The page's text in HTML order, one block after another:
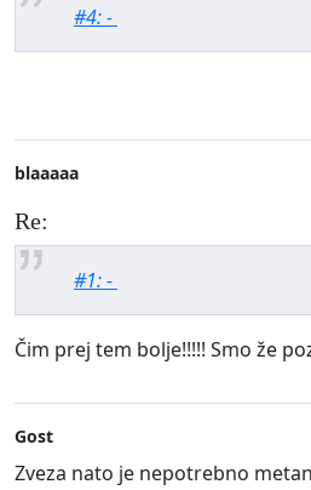
#4: -
blaaaaa
Re:
#1: -
Čim prej tem bolje!!!!! Smo že
Gost
Zveza nato je nepotrebno